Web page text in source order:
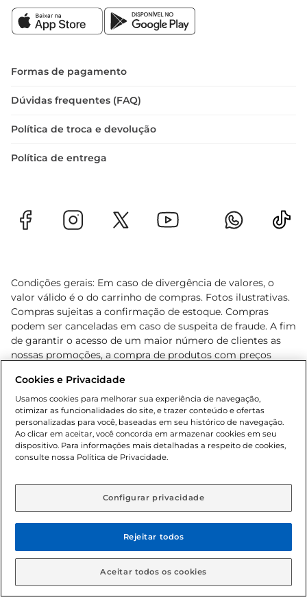
Formas de pagamento
Dúvidas frequentes (FAQ)
Política de troca e devolução
Política de entrega
Condições gerais: Em caso de divergência de valores, o
valor válido é o do carrinho de compras. Fotos ilustrativas.
Compras sujeitas a confirmação de estoque. Compras
podem ser canceladas em caso de suspeita de fraude. A fim
de garantir o acesso de um maior número de clientes as
nossas promoções, a compra de produtos com preços
cliente. Os preços, ofertas e condições são exclusivos para
o e-commerce e válidos durante o dia de hoje, podendo
sofrer alterações sem prévia notificação. Proibida a venda
de bebidas alcoólicas para menores de 18 anos, conforme
Lei n.º 8069/90, art. 81, inciso II (Estatuto da Criança e do
Adolescente). Preços e condições exclusivos para o
aviso prévio. O valor mínimo para as compras on-line é de
© 2026 Copyright. Todos os direitos
reservados Gbarbosa.
Cookies e Privacidade
Usamos cookies para melhorar sua experiência de navegação,
otimizar as funcionalidades do site, e trazer conteúdo e ofertas
personalizadas para você, baseadas em seu histórico de navegação.
Ao clicar em aceitar, você concorda em armazenar cookies em seu
dispositivo. Para informações mais detalhadas a respeito de cookies,
consulte nossa Política de Privacidade.
Configurar privacidade
Rejeitar todos
Aceitar todos os cookies